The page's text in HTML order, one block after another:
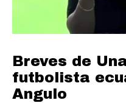
Breves de
futbolista
Angulo